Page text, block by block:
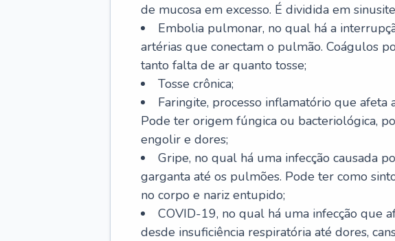
de mucosa em excesso. É dividida em
Embolia pulmonar, no qual há a
artérias que conectam o pulmão. Coágulos
tanto falta de ar quanto tosse;
Tosse crônica;
Faringite, processo inflamatório que afeta
Pode ter origem fúngica ou bacteriológica,
engolir e dores;
Gripe, no qual há uma infecção causada
garganta até os pulmões. Pode ter como
no corpo e nariz entupido;
COVID-19, no qual há uma infecção que
desde insuficiência respiratória até dores,